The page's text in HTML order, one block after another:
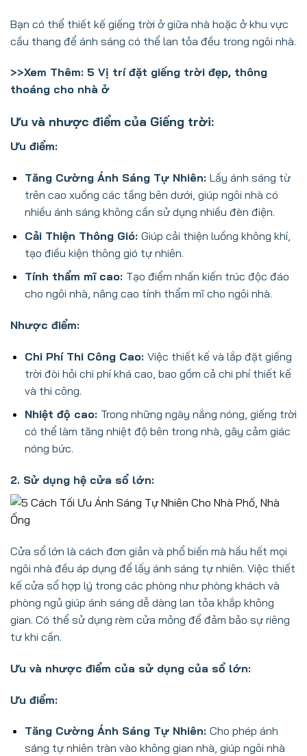
Bạn có thể thiết kế giếng trời ở giữa nhà hoặc ở khu vực
cầu thang để ánh sáng có thể lan tỏa đều trong ngôi nhà.
>>Xem Thêm: 5 Vị trí đặt giếng trời đẹp, thông
thoáng cho nhà ở
Ưu và nhược điểm của Giếng trời:
Ưu điểm:
Tăng Cường Ánh Sáng Tự Nhiên: Lấy ánh sáng từ
trên cao xuống các tầng bên dưới, giúp ngôi nhà có
nhiều ánh sáng không cần sử dụng nhiều đèn điện.
Cải Thiện Thông Gió: Giúp cải thiện luồng không khí,
tạo điều kiện thông gió tự nhiên.
Tính thẩm mĩ cao: Tạo điểm nhấn kiến trúc độc đáo
cho ngôi nhà, nâng cao tính thẩm mĩ cho ngôi nhà.
Nhược điểm:
Chi Phí Thi Công Cao: Việc thiết kế và lắp đặt giếng
trời đòi hỏi chi phí khá cao, bao gồm cả chi phí thiết kế
và thi công.
Nhiệt độ cao: Trong những ngày nắng nóng, giếng trời
có thể làm tăng nhiệt độ bên trong nhà, gây cảm giác
nóng bức.
2. Sử dụng hệ cửa sổ lớn:
Cửa sổ lớn là cách đơn giản và phổ biến mà hầu hết mọi
ngôi nhà đều áp dụng để lấy ánh sáng tự nhiên. Việc thiết
kế cửa sổ hợp lý trong các phòng như phòng khách và
phòng ngủ giúp ánh sáng dễ dàng lan tỏa khắp không
gian. Có thể sử dụng rèm cửa mỏng để đảm bảo sự riêng
tư khi cần.
Ưu và nhược điểm của sử dụng của sổ lớn:
Ưu điểm:
Tăng Cường Ánh Sáng Tự Nhiên: Cho phép ánh
sáng tự nhiên tràn vào không gian nhà, giúp ngôi nhà